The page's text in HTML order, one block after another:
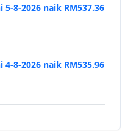
5-8-2026 naik RM537.36
4-8-2026 naik RM535.96